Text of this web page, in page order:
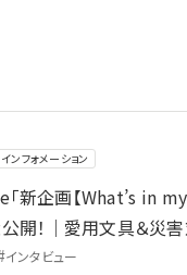
インフォメーション
新企画【What’s in
開！｜愛用文具＆災
インタビュー